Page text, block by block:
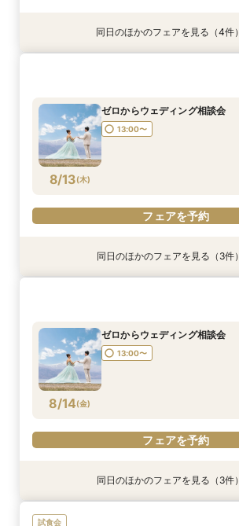
8/12(水)
8/12(水)
8/12(水)
13:00〜
8/12(水)
同日のほかのフェアを見る（4件）
8/13(木)
ゼロからウェディング相談会
13:00〜
フェアを予約
8/13(木)
8/13(木)
8/13(木)
同日のほかのフェアを見る（3件）
8/14(金)
ゼロからウェディング相談会
13:00〜
フェアを予約
同日のほかのフェアを見る（3件）
試食会